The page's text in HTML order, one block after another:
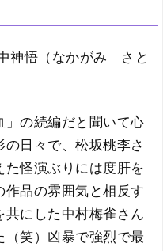
神悟（なかがみ さと
の続編だと聞いて心
日々で、松坂桃李さ
怪演ぶりには度肝を
品の雰囲気と相反す
共にした中村梅雀さん
笑）凶暴で強烈で最